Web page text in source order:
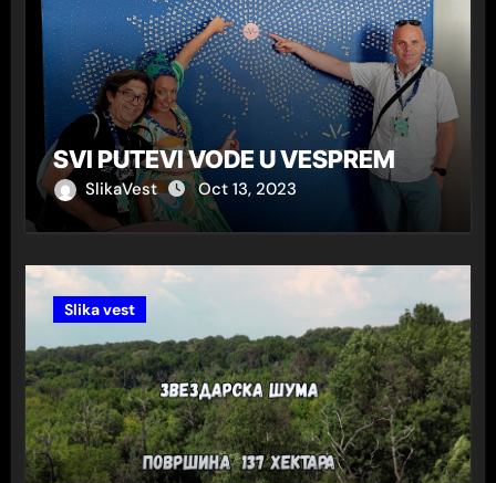
SVI PUTEVI VODE U VESPREM
SlikaVest Oct 13, 2023
Slika vest